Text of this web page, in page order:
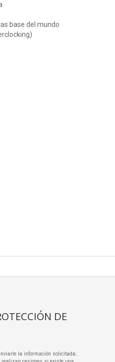
base del mundo
DE
la información solicitada;